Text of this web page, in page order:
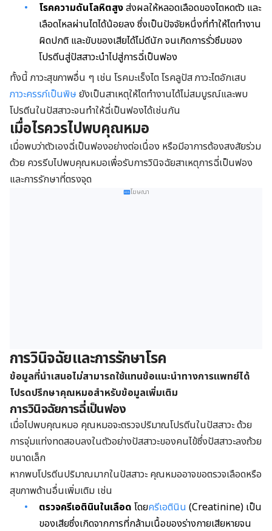
โรคความดันโลหิตสูงส่งผลให้หลอดเลือดของไตหดตัว และ
เลือดไหลผ่านไตได้น้อยลง ซึ่งเป็นปัจจัยหนึ่งที่ทำให้ไตทำงาน
ผิดปกติ และขับของเสียได้ไม่ดีนัก จนเกิดการรั่วซึมของ
โปรตีนสู่ปัสสาวะนำไปสู่การฉี่เป็นฟอง
ทั้งนี้ ภาวะสุขภาพอื่น ๆ เช่น โรคมะเร็งไต โรคลูปัส ภาวะไตอักเสบ
ภาวะครรภ์เป็นพิษยังเป็นสาเหตุให้ไตทำงานได้ไม่สมบูรณ์และพบ
โปรตีนในปัสสาวะจนทำให้ฉี่เป็นฟองได้เช่นกัน
เมื่อไรควรไปพบคุณหมอ
เมื่อพบว่าตัวเองฉี่เป็นฟองอย่างต่อเนื่อง หรือมีอาการต้องสงสัยร่วม
ด้วย ควรรีบไปพบคุณหมอเพื่อรับการวินิจฉัยสาเหตุการฉี่เป็นฟอง
และการรักษาที่ตรงจุด
โฆษณา
การวินิจฉัยและการรักษาโรค
ข้อมูลที่นำเสนอไม่สามารถใช้แทนข้อแนะนำทางการแพทย์ได้
โปรดปรึกษาคุณหมอสำหรับข้อมูลเพิ่มเติม
การวินิจฉัยการฉี่เป็นฟอง
เมื่อไปพบคุณหมอ คุณหมอจะตรวจปริมาณโปรตีนในปัสสาวะ ด้วย
การจุ่มแท่งทดสอบลงในตัวอย่างปัสสาวะของคนไข้ซึ่งปัสสาวะลงถ้วย
ขนาดเล็ก
หากพบโปรตีนปริมาณมากในปัสสาวะ คุณหมออาจขอตรวจเลือดหรือ
สุขภาพด้านอื่นเพิ่มเติม เช่น
ตรวจครีเอตินินในเลือด โดยครีเอตินิน (Creatinine) เป็น
ของเสียซึ่งเกิดจากการที่กล้ามเนื้อของร่างกายเสียหายจน